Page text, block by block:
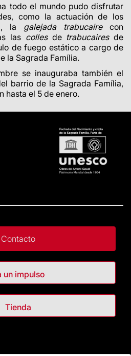
todo el mundo pudo disfrutar
como la actuación de los
la galejada trabucairecon
las collesde trabucairesde
de fuego estático a cargo de
la Sagrada Família.
se inauguraba también el
barrio de la Sagrada Família,
hasta el 5 de enero.
Contacto
un impulso
Tienda